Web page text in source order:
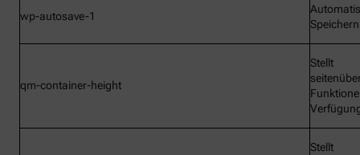
wp-autosave-1
Speichern
qm-container-height
Stellt
Stellt